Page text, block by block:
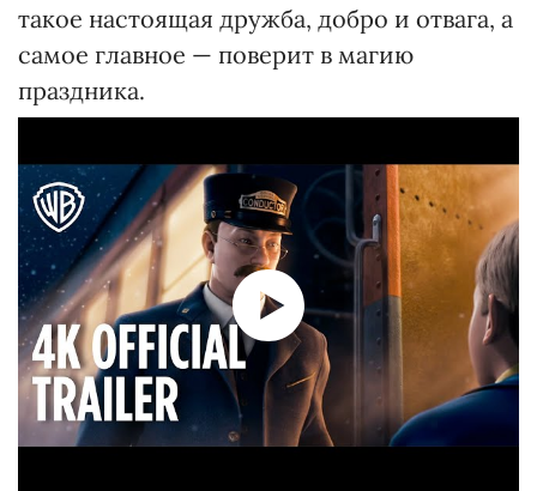
такое настоящая дружба, добро и отвага, а
самое главное — поверит в магию
праздника.